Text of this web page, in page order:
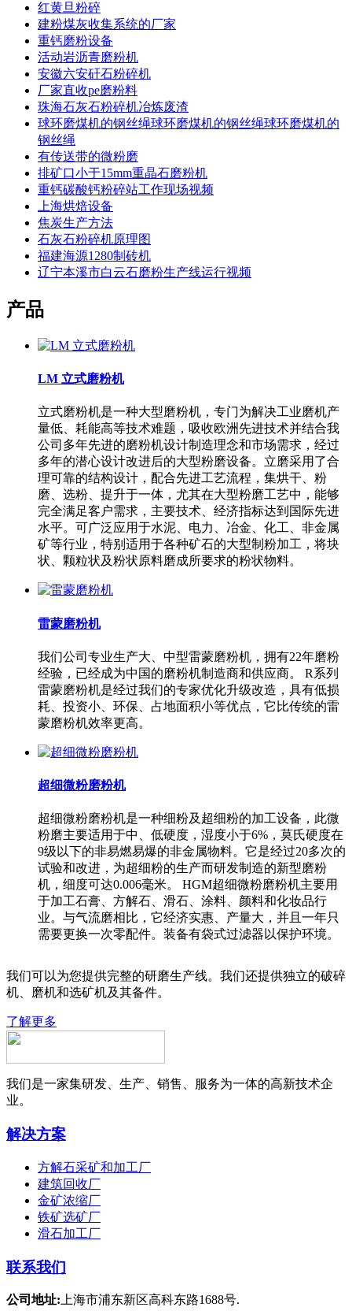
红黄旦粉碎
建粉煤灰收集系统的厂家
重钙磨粉设备
活动岩沥青磨粉机
安徽六安矸石粉碎机
厂家直收pe磨粉料
珠海石灰石粉碎机冶炼废渣
球环磨煤机的钢丝绳球环磨煤机的钢丝绳球环磨煤机的
钢丝绳
有传送带的微粉磨
排矿口小于15mm重晶石磨粉机
重钙碳酸钙粉碎站工作现场视频
上海烘焙设备
焦炭生产方法
石灰石粉碎机原理图
福建海源1280制砖机
辽宁本溪市白云石磨粉生产线运行视频
产品
LM 立式磨粉机
立式磨粉机是一种大型磨粉机，专门为解决工业磨机产
量低、耗能高等技术难题，吸收欧洲先进技术并结合我
公司多年先进的磨粉机设计制造理念和市场需求，经过
多年的潜心设计改进后的大型粉磨设备。立磨采用了合
理可靠的结构设计，配合先进工艺流程，集烘干、粉
磨、选粉、提升于一体，尤其在大型粉磨工艺中，能够
完全满足客户需求，主要技术、经济指标达到国际先进
水平。可广泛应用于水泥、电力、冶金、化工、非金属
矿等行业，特别适用于各种矿石的大型制粉加工，将块
状、颗粒状及粉状原料磨成所要求的粉状物料。
雷蒙磨粉机
我们公司专业生产大、中型雷蒙磨粉机，拥有22年磨粉
经验，已经成为中国的磨粉机制造商和供应商。 R系列
雷蒙磨粉机是经过我们的专家优化升级改造，具有低损
耗、投资小、环保、占地面积小等优点，它比传统的雷
蒙磨粉机效率更高。
超细微粉磨粉机
超细微粉磨粉机是一种细粉及超细粉的加工设备，此微
粉磨主要适用于中、低硬度，湿度小于6%，莫氏硬度在
9级以下的非易燃易爆的非金属物料。它是经过20多次的
试验和改进，为超细粉的生产而研发制造的新型磨粉
机，细度可达0.006毫米。 HGM超细微粉磨粉机主要用
于加工石膏、方解石、滑石、涂料、颜料和化妆品行
业。与气流磨相比，它经济实惠、产量大，并且一年只
需要更换一次零配件。装备有袋式过滤器以保护环境。
我们可以为您提供完整的研磨生产线。我们还提供独立的破碎
机、磨机和选矿机及其备件。
了解更多
我们是一家集研发、生产、销售、服务为一体的高新技术企
业。
解决方案
方解石采矿和加工厂
建筑回收厂
金矿浓缩厂
铁矿选矿厂
滑石加工厂
联系我们
公司地址: 上海市浦东新区高科东路1688号.